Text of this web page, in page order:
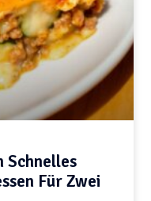
Schnelles
Für Zwei